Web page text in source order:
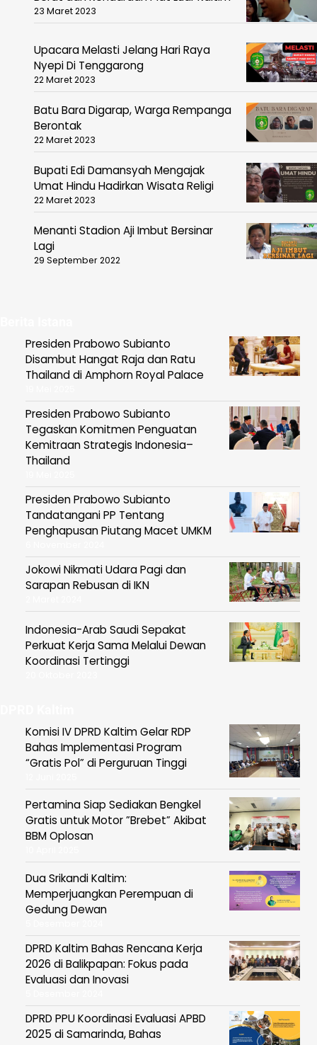
23 Maret 2023
Upacara Melasti Jelang Hari Raya
Nyepi Di Tenggarong
22 Maret 2023
Batu Bara Digarap, Warga Rempanga
Berontak
22 Maret 2023
Bupati Edi Damansyah Mengajak
Umat Hindu Hadirkan Wisata Religi
22 Maret 2023
Menanti Stadion Aji Imbut Bersinar
Lagi
29 September 2022
Presiden Prabowo Subianto
Disambut Hangat Raja dan Ratu
Thailand di Amphorn Royal Palace
Presiden Prabowo Subianto
Tegaskan Komitmen Penguatan
Kemitraan Strategis Indonesia–
Thailand
Presiden Prabowo Subianto
Tandatangani PP Tentang
Penghapusan Piutang Macet UMKM
Jokowi Nikmati Udara Pagi dan
Sarapan Rebusan di IKN
Indonesia-Arab Saudi Sepakat
Perkuat Kerja Sama Melalui Dewan
Koordinasi Tertinggi
Komisi IV DPRD Kaltim Gelar RDP
Bahas Implementasi Program
“Gratis Pol” di Perguruan Tinggi
Pertamina Siap Sediakan Bengkel
Gratis untuk Motor ”Brebet” Akibat
BBM Oplosan
Dua Srikandi Kaltim:
Memperjuangkan Perempuan di
Gedung Dewan
DPRD Kaltim Bahas Rencana Kerja
2026 di Balikpapan: Fokus pada
Evaluasi dan Inovasi
DPRD PPU Koordinasi Evaluasi APBD
2025 di Samarinda, Bahas